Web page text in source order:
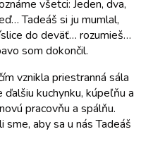
všetci: Jeden, dva,
Tadeáš si ju mumlal,
do deväť… rozumieš…
som dokončil.
vznikla priestranná sála
kuchynku, kúpeľňu a
pracovňu a spálňu.
aby sa u nás Tadeáš